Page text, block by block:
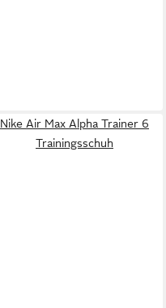
Nike Air Max Alpha Trainer 6
Trainingsschuh